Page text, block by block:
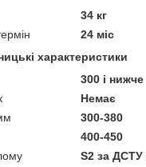
34 кг
24 міс
характеристики
300 і нижче
Немає
300-380
400-450
S2 за ДСТУ